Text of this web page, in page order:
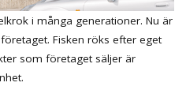
i många generationer. Nu är
Fisken röks efter eget
som företaget säljer är